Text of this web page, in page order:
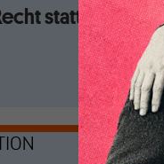
statt dumpfe